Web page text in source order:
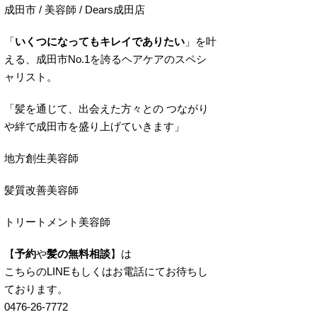
成田市 / 美容師 / Dears成田店
「いくつになってもキレイでありたい 」を叶
える、成田市No.1を誇るヘアケアのスペシ
ャリスト。
「髪を通じて、出会えた方々との つながり
や絆で成田市を盛り上げていきます」
地方創生美容師
髪質改善美容師
トリートメント美容師
【予約や髪の無料相談】は
こちらのLINEもしくはお電話にてお待ちし
ております。
0476-26-7772